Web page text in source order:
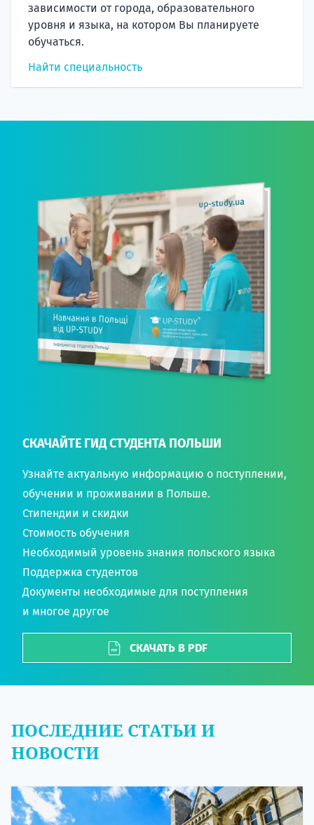
зависимости от города, образовательного
уровня и языка, на котором Вы планируете
обучаться.
Найти специальность
СКАЧАЙТЕ ГИД СТУДЕНТА ПОЛЬШИ
Узнайте актуальную информацию о поступлении,
обучении и проживании в Польше.
Стипендии и скидки
Стоимость обучения
Необходимый уровень знания польского языка
Поддержка студентов
Документы необходимые для поступления
и многое другое
СКАЧАТЬ В PDF
ПОСЛЕДНИЕ СТАТЬИ И
НОВОСТИ